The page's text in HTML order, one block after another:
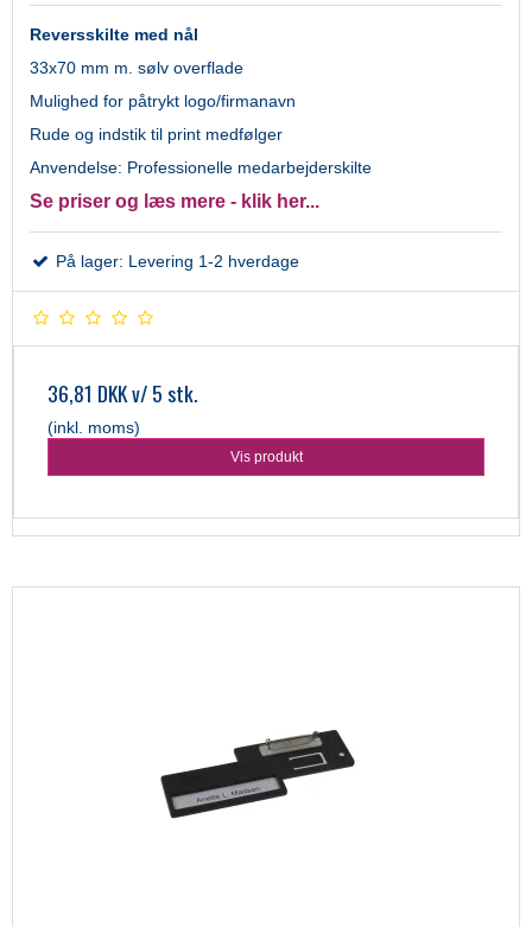
Reversskilte med nål
33x70 mm m. sølv overflade
Mulighed for påtrykt logo/firmanavn
Rude og indstik til print medfølger
Anvendelse: Professionelle medarbejderskilte
Se priser og læs mere - klik her...
På lager: Levering 1-2 hverdage
36,81 DKKv/ 5 stk.
(inkl. moms)
Vis produkt